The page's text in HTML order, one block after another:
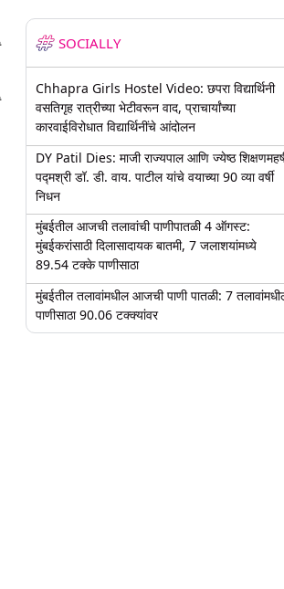
SOCIALLY
Chhapra Girls Hostel Video: छपरा विद्यार्थिनी
वसतिगृह रात्रीच्या भेटीवरून वाद, प्राचार्यांच्या
कारवाईविरोधात विद्यार्थिनींचे आंदोलन
DY Patil Dies: माजी राज्यपाल आणि ज्येष्ठ
पद्मश्री डॉ. डी. वाय. पाटील यांचे वयाच्या 90 व्या वर्षी
निधन
मुंबईतील आजची तलावांची पाणीपातळी 4 ऑगस्ट:
मुंबईकरांसाठी दिलासादायक बातमी, 7 जलाशयांमध्ये
89.54 टक्के पाणीसाठा
मुंबईतील तलावांमधील आजची पाणी पातळी: 7
पाणीसाठा 90.06 टक्क्यांवर